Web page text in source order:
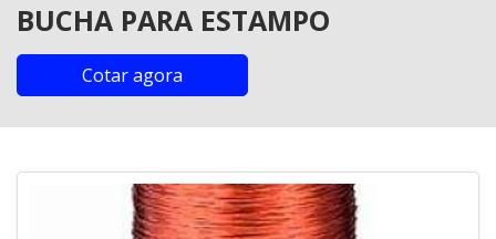
BUCHA PARA ESTAMPO
Cotar agora